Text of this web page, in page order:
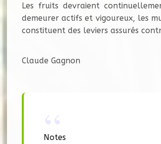
Les fruits devraient
demeurer actifs et vigoureux, les
constituent des leviers assurés
Claude Gagnon
Notes